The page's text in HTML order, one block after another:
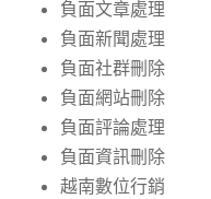
負面文章處理
負面新聞處理
負面社群刪除
負面網站刪除
負面評論處理
負面資訊刪除
越南數位行銷